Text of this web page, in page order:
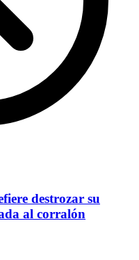
destrozar su
al corralón